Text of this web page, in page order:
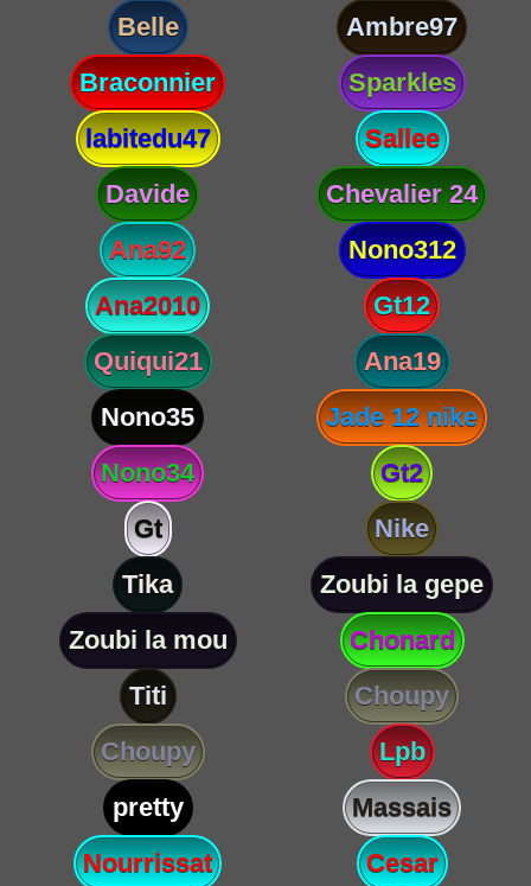
Belle
Ambre97
Braconnier
Sparkles
labitedu47
Sallee
Davide
Chevalier 24
Ana92
Nono312
Ana2010
Gt12
Quiqui21
Ana19
Nono35
Jade 12 nike
Nono34
Gt2
Gt
Nike
Tika
Zoubi la gepe
Zoubi la mou
Chonard
Titi
Choupy
Choupy
Lpb
pretty
Massais
Nourrissat
Cesar